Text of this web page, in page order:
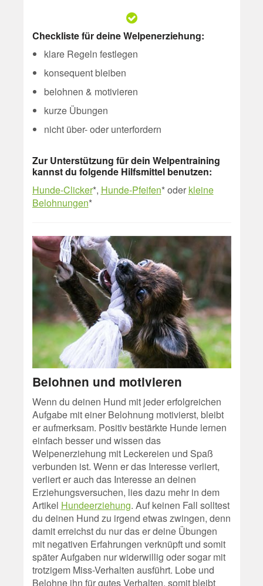
Checkliste für deine Welpenerziehung:
klare Regeln festlegen
konsequent bleiben
belohnen & motivieren
kurze Übungen
nicht über- oder unterfordern
Zur Unterstützung für dein Welpentraining
kannst du folgende Hilfsmittel benutzen:
Hunde-Clicker*, Hunde-Pfeifen* oder kleine
Belohnungen*
Belohnen und motivieren
Wenn du deinen Hund mit jeder erfolgreichen
Aufgabe mit einer Belohnung motivierst, bleibt
er aufmerksam. Positiv bestärkte Hunde lernen
einfach besser und wissen das
Welpenerziehung mit Leckereien und Spaß
verbunden ist. Wenn er das Interesse verliert,
verliert er auch das Interesse an deinen
Erziehungsversuchen, lies dazu mehr in dem
Artikel Hundeerziehung. Auf keinen Fall solltest
du deinen Hund zu irgend etwas zwingen, denn
damit erreichst du nur das er deine Übungen
mit negativen Erfahrungen verknüpft und somit
später Aufgaben nur widerwillig oder sogar mit
trotzigem Miss-Verhalten ausführt. Lobe und
Belohne ihn für gutes Verhalten, somit bleibt